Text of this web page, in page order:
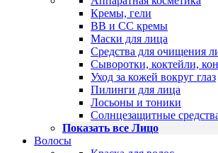
Кремы, гели
BB и CC кремы
Маски для лица
Средства для очищения
Сыворотки, коктейли,
Уход за кожей вокруг глаз
Пилинги для лица
Лосьоны и тоники
Солнцезащитные
Показать все Лицо
Волосы